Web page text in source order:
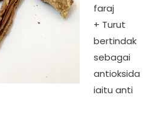
faraj
+ Turut
bertindak
sebagai
antioksida
iaitu anti